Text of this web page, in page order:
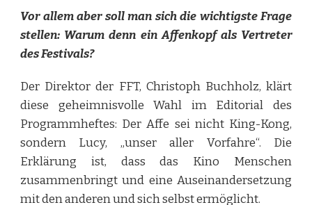
Vor allem aber soll man sich die wichtigste Frage
stellen: Warum denn ein Affenkopf als Vertreter
des Festivals?
Der Direktor der FFT, Christoph Buchholz, klärt
diese geheimnisvolle Wahl im Editorial des
Programmheftes: Der Affe sei nicht King-Kong,
sondern Lucy, „unser aller Vorfahre“. Die
Erklärung ist, dass das Kino Menschen
zusammenbringt und eine Auseinandersetzung
mit den anderen und sich selbst ermöglicht.